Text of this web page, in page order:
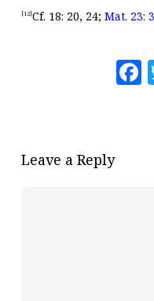
[12] Cf. 18: 20, 24; Mat. 23:
Leave a Reply